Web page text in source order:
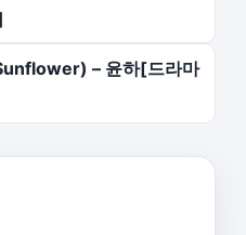
– 윤하[드라마